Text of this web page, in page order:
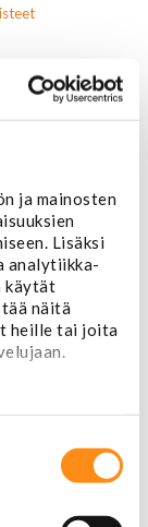
ja mainosten
Lisäksi
analytiikka-
käytät
näitä
heille tai joita